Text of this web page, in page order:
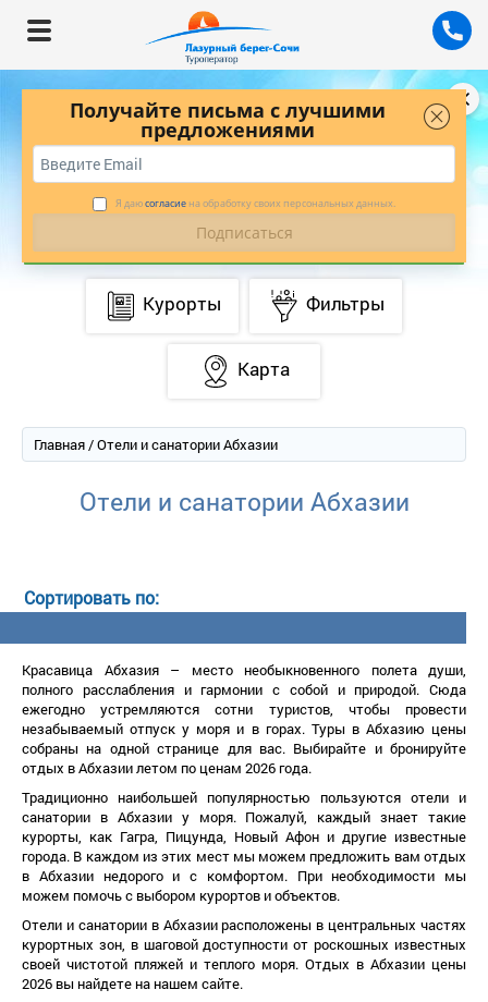
Получайте письма с лучшими
предложениями
Я даюсогласие на обработку своих персональных данных.
Курорты Фильтры
Карта
Главная/ Отели и санатории Абхазии
Отели и санатории Абхазии
Красавица Абхазия – место необыкновенного полета души,
полного расслабления и гармонии с собой и природой. Сюда
ежегодно устремляются сотни туристов, чтобы провести
незабываемый отпуск у моря и в горах. Туры в Абхазию цены
собраны на одной странице для вас. Выбирайте и бронируйте
отдых в Абхазии летом по ценам 2026 года.
Традиционно наибольшей популярностью пользуются отели и
санатории в Абхазии у моря. Пожалуй, каждый знает такие
курорты, как Гагра, Пицунда, Новый Афон и другие известные
орода. В каждом из этих мест мы можем предложить вам отдых
Абхазии недорого и с комфортом. При необходимости мы
можем помочь с выбором курортов и объектов.
Отели и санатории в Абхазии расположены в центральных частях
курортных зон, в шаговой доступности от роскошных известных
своей чистотой пляжей и теплого моря. Отдых в Абхазии цены
2026 вы найдете на нашем сайте.
БУДЬТЕ В КУРСЕ ЛУЧШИХ ПРЕДЛОЖЕНИЙ
С НАШЕЙ РАССЫЛКОЙ
ПОДПИСАТЬСЯ